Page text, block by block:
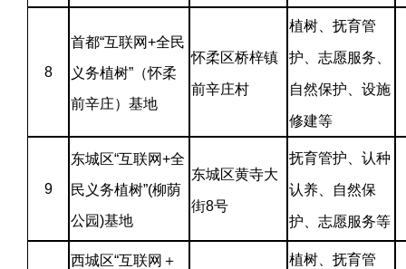
8
首都“互联网+全民
义务植树”（怀柔
前辛庄）基地
怀柔区桥梓镇
前辛庄村
植树、抚育管
护、志愿服务、
自然保护、设施
修建等
9
东城区“互联网+全
民义务植树”(柳荫
公园)基地
东城区黄寺大
街8号
抚育管护、认种
认养、自然保
护、志愿服务等
西城区“互联网＋
植树、抚育管